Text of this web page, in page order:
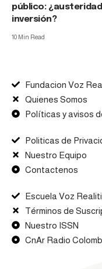
público:
inversión?
10 Min Read
Fundacion Voz
Quienes Somos
Políticas y avisos
Politicas de
Nuestro Equipo
Contactenos
Escuela Voz
Términos de
Nuestro ISSN
CnAr Radio